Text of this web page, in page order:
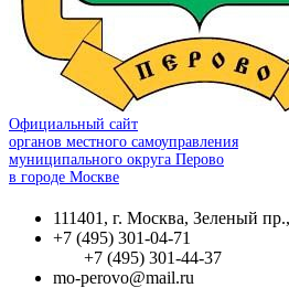
Официальный сайт
органов местного самоуправления
муниципального округа Перово
в городе Москве
111401, г. Москва, Зеленый
+7 (495) 301-04-71
+7 (495) 301-44-37
mo-perovo@mail.ru